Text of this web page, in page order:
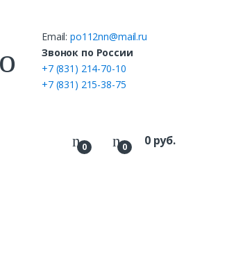
Email:po112nn@mail.ru
Звонок по России
+7 (831) 214-70-10
+7 (831) 215-38-75
0 0 0руб.